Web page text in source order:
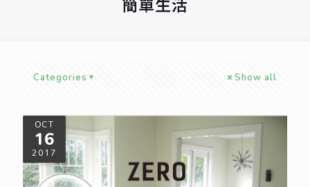
簡單生活
Categories Show all
OCT
16
2017